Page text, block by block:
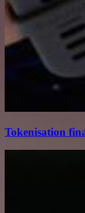
Tokenisation